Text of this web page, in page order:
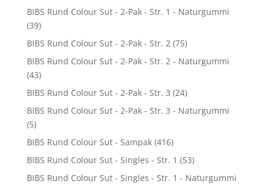
BIBS Rund Colour Sut - 2-Pak - Str. 1 - Naturgummi
(39)
BIBS Rund Colour Sut - 2-Pak - Str. 2 (75)
BIBS Rund Colour Sut - 2-Pak - Str. 2 - Naturgummi
(43)
BIBS Rund Colour Sut - 2-Pak - Str. 3 (24)
BIBS Rund Colour Sut - 2-Pak - Str. 3 - Naturgummi
(5)
BIBS Rund Colour Sut - Sampak (416)
BIBS Rund Colour Sut - Singles - Str. 1 (53)
BIBS Rund Colour Sut - Singles - Str. 1 - Naturgummi